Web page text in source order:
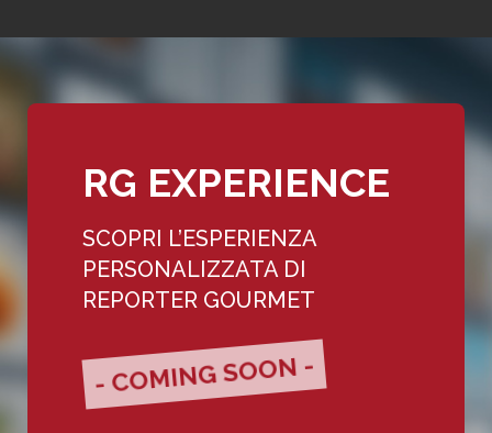
RG EXPERIENCE
SCOPRI L’ESPERIENZA
PERSONALIZZATA DI
REPORTER GOURMET
- COMING SOON -